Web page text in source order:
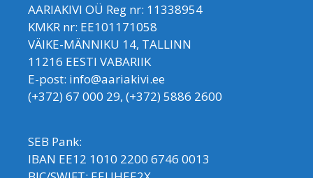
AARIAKIVI OÜ Reg nr: 11338954
KMKR nr: EE101171058
VÄIKE-MÄNNIKU 14, TALLINN
11216 EESTI VABARIIK
E-post: info@aariakivi.ee
(+372) 67 000 29, (+372) 5886 2600
SEB Pank:
IBAN EE12 1010 2200 6746 0013